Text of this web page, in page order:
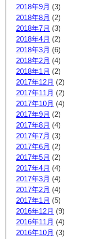
2018年9月 (3)
2018年8月 (2)
2018年7月 (3)
2018年4月 (2)
2018年3月 (6)
2018年2月 (4)
2018年1月 (2)
2017年12月 (2)
2017年11月 (2)
2017年10月 (4)
2017年9月 (2)
2017年8月 (4)
2017年7月 (3)
2017年6月 (2)
2017年5月 (2)
2017年4月 (4)
2017年3月 (4)
2017年2月 (4)
2017年1月 (5)
2016年12月 (9)
2016年11月 (4)
2016年10月 (3)